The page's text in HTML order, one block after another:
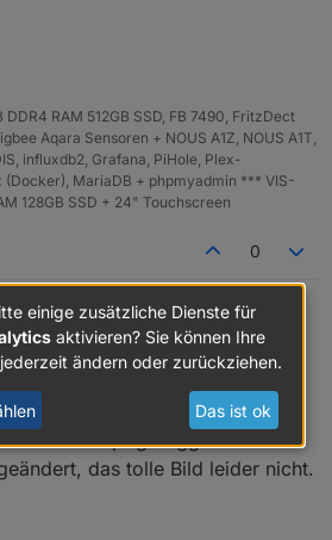
DDR4 RAM 512GB SSD, FB 7490, FritzDect
Aqara Sensoren + NOUS A1Z, NOUS A1T,
influxdb2, Grafana, PiHole, Plex-
MariaDB + phpmyadmin *** VIS-
128GB SSD + 24" Touchscreen
0
nur via Datenpunkt. Als Datei
öffnen geht nicht, da bekomme ich
dazugehörigen Code, also den von
12. Nov. 2025, 18:58
von
das Skript getriggert? Mein
das tolle Bild leider nicht.
einige zusätzliche Dienste für
aktivieren? Sie können Ihre
ändern oder zurückziehen.
Das ist ok